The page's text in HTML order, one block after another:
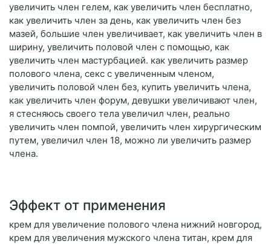
увеличить член гелем, как увеличить член бесплатно,
как увеличить член за день, как увеличить член без
мазей, большие член увеличивает, как увеличить член в
ширину, увеличить половой член с помощью, как
увеличить член мастурбацией. как увеличить размер
полового члена, секс с увеличенным членом,
увеличить половой член без, купить увеличить члена,
как увеличить член форум, девушки увеличивают член,
я стесняюсь своего тела увеличил член, реально
увеличить член помпой, увеличить член хирургическим
путем, увеличил член 18, можно ли увеличить размер
члена.
Эффект от применения
крем для увеличение полового члена нижний новгород,
крем для увеличения мужского члена титан, крем для